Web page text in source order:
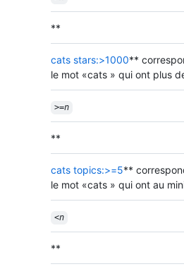
**
cats stars:>1000**
le mot «cats » qui ont plus
>=n
**
cats topics:>=5**
le mot «cats » qui ont au
<n
**